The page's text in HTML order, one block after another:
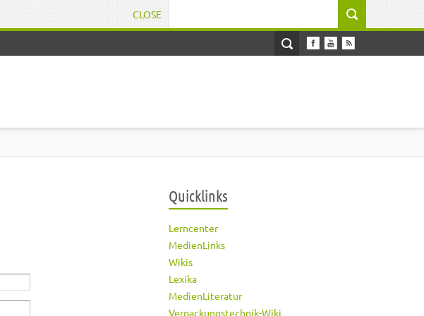
CLOSE
Quicklinks
Lerncenter
MedienLinks
Wikis
Lexika
MedienLiteratur
Verpackungstechnik-Wiki